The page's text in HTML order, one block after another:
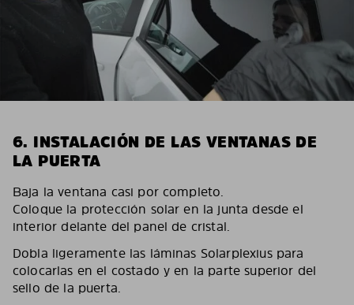
6. INSTALACIÓN DE LAS VENTANAS DE
LA PUERTA
Baja la ventana casi por completo.
Coloque la protección solar en la junta desde el
interior delante del panel de cristal.
Dobla ligeramente las láminas Solarplexius para
colocarlas en el costado y en la parte superior del
sello de la puerta.